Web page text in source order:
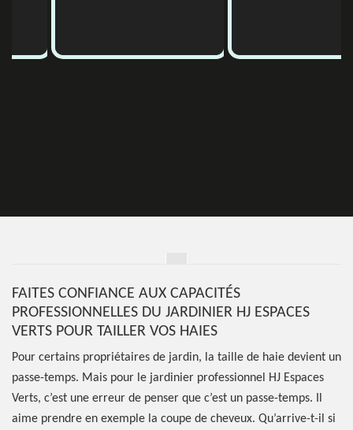
FAITES CONFIANCE AUX CAPACITÉS
PROFESSIONNELLES DU JARDINIER HJ ESPACES
VERTS POUR TAILLER VOS HAIES
Pour certains propriétaires de jardin, la taille de haie devient un
passe-temps. Mais pour le jardinier professionnel HJ Espaces
Verts, c’est une erreur de penser que c’est un passe-temps. Il
aime prendre en exemple la coupe de cheveux. Qu’arrive-t-il si